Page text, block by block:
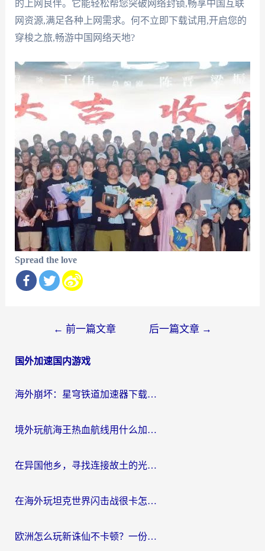
的上网良伴。它能轻松帮您突破网络封锁,畅享中国互联
网资源,满足各种上网需求。何不立即下载试用,开启您的
穿梭之旅,畅游中国网络天地?
Spread the love
导
← 前一篇文章 后一篇文章 →
国外加速国内游戏
海外崩坏：星穹铁道加速器下载安装：一份给游子的终极网络指南
境外玩航海王热血航线用什么加速器？2026海外玩家实测最优方案（附欧洲问道堡垒前线加速技巧）
在异国他乡，寻找连接故土的光明大陆免费加速器
在海外玩坦克世界闪击战很卡怎么办？老玩家亲测有效的加速器选择指南
欧洲怎么玩新诛仙不卡顿？一份给海外游子的国服游戏畅玩指南